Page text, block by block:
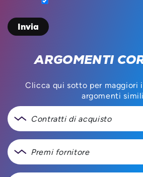
ARGOMENTI
Clicca qui sotto per maggiori
argomenti simili
Contratti di acquisto
Premi fornitore